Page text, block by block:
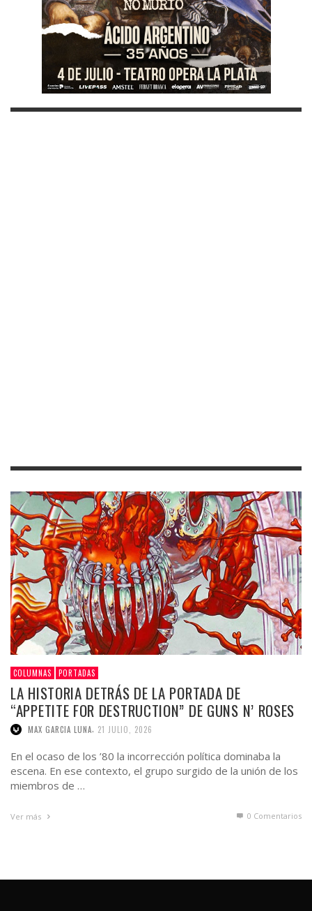
COLUMNAS PORTADAS
LA HISTORIA DETRÁS DE LA PORTADA DE
“APPETITE FOR DESTRUCTION” DE GUNS N’ ROSES
MAX GARCIA LUNA, 21 JULIO, 2026
En el ocaso de los ’80 la incorrección política dominaba la
escena. En ese contexto, el grupo surgido de la unión de los
miembros de …
Ver más 0 Comentarios